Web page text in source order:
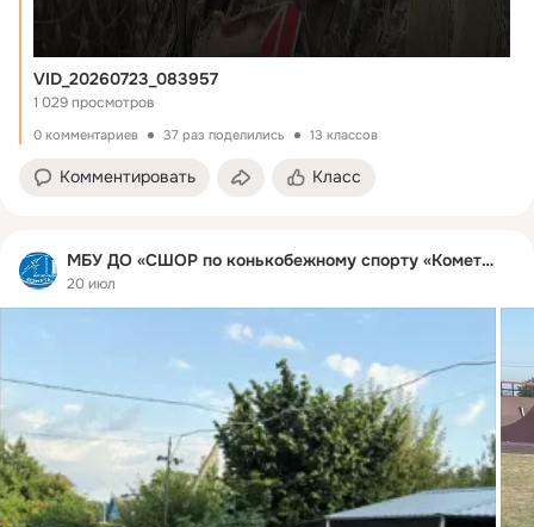
VID_20260723_083957
1 029 просмотров
0 комментариев 37 раз поделились 13 классов
Комментировать Класс
МБУ ДО «СШОР по конькобежному спорту «Комета»
20 июл